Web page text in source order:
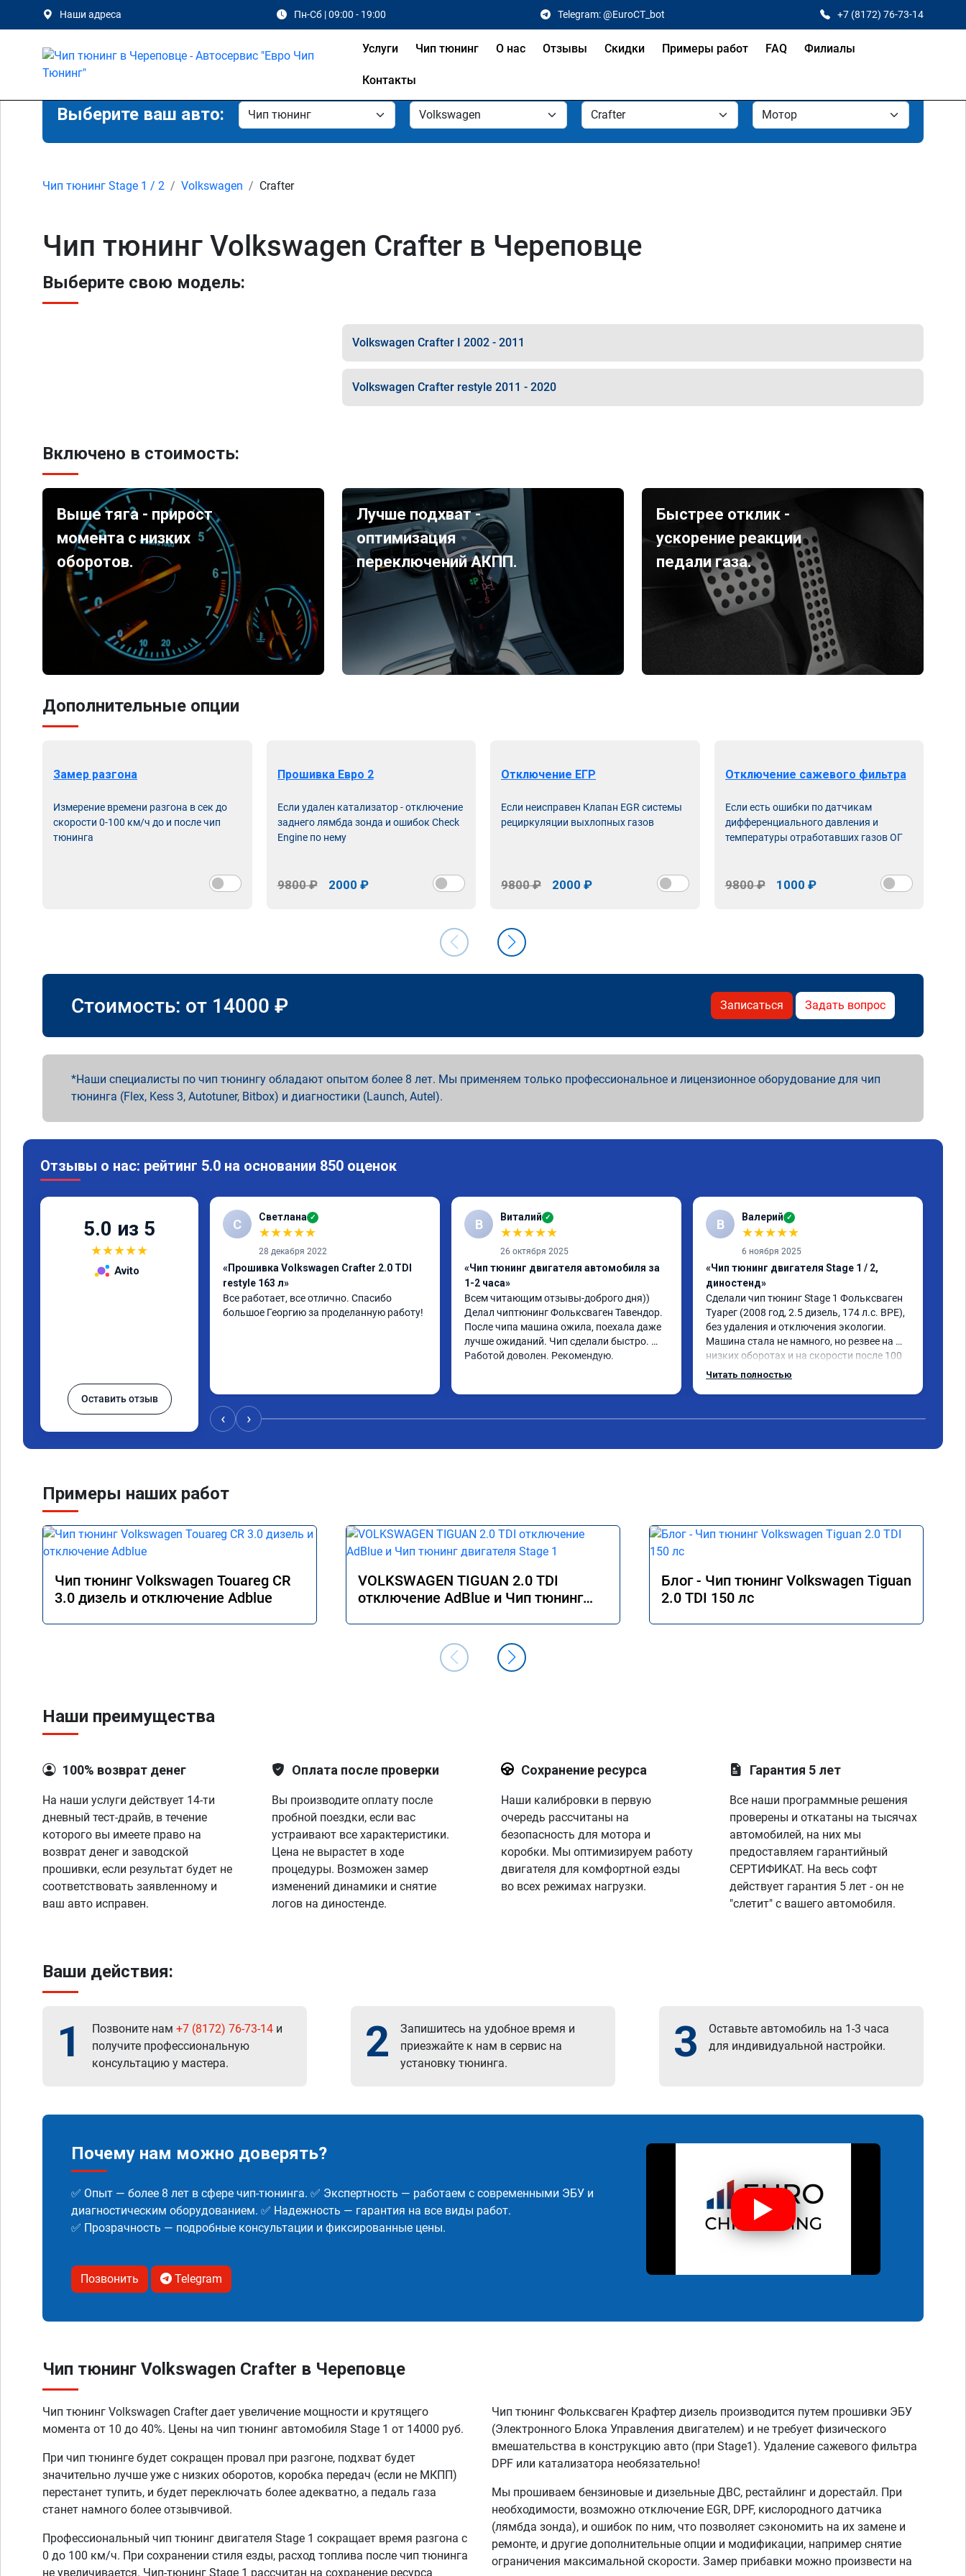
Наши адреса Пн-Сб | 09:00 - 19:00 Telegram: @EuroCT_bot +7 (8172) 76-73-14
Услуги Чип тюнинг О нас Отзывы Скидки Примеры работ FAQ Филиалы
Контакты
Выберите ваш авто:
Чип тюнинг Stage 1 / 2 Volkswagen Crafter
Чип тюнинг Volkswagen Crafter в Череповце
Выберите свою модель:
Volkswagen Crafter I 2002 - 2011
Volkswagen Crafter restyle 2011 - 2020
Включено в стоимость:
Выше тяга - прирост
момента с низких
оборотов.
Лучше подхват -
оптимизация
переключений АКПП.
Быстрее отклик -
ускорение реакции
педали газа.
Дополнительные опции
Замер разгона
Измерение времени разгона в сек до
скорости 0-100 км/ч до и после чип
тюнинга
Прошивка Евро 2
Если удален катализатор - отключение
заднего лямбда зонда и ошибок Check
Engine по нему
9800 ₽ 2000 ₽
Отключение ЕГР
Если неисправен Клапан EGR системы
рециркуляции выхлопных газов
9800 ₽ 2000 ₽
Отключение сажевого фильтра
Если есть ошибки по датчикам
дифференциального давления и
температуры отработавших газов ОГ
9800 ₽ 1000 ₽
Стоимость: от 14000 ₽ Записаться Задать вопрос
Наши специалисты по чип тюнингу обладают опытом более 8 лет. Мы применяем только профессиональное и лицензионное оборудование для чип
тюнинга (Flex, Kess 3, Autotuner, Bitbox) и диагностики (Launch, Autel).
Отзывы о нас: рейтинг 5.0 на основании 850 оценок
5.0 из 5
★★★★★
Avito
Оставить отзыв
С Светлана ✓
★★★★★
28 декабря 2022
«Прошивка Volkswagen Crafter 2.0 TDI
restyle 163 л»
Все работает, все отлично. Спасибо
большое Георгию за проделанную работу!
В Виталий ✓
★★★★★
26 октября 2025
«Чип тюнинг двигателя автомобиля за
1-2 часа»
Всем читающим отзывы-доброго дня))
Делал чиптюнинг Фольксваген Тавендор.
После чипа машина ожила, поехала даже
лучше ожиданий. Чип сделали быстро.
Работой доволен. Рекомендую.
В Валерий ✓
★★★★★
6 ноября 2025
«Чип тюнинг двигателя Stage 1 / 2,
диностенд»
Сделали чип тюнинг Stage 1 Фольксваген
Туарег (2008 год, 2.5 дизель, 174 л.с. BPE),
без удаления и отключения экологии.
Машина стала не намного, но резвее на
низких оборотах и на скорости после 100
км/ч при обгонах.
Читать полностью
‹ ›
Примеры наших работ
Чип тюнинг Volkswagen Touareg CR
3.0 дизель и отключение Adblue
VOLKSWAGEN TIGUAN 2.0 TDI
отключение AdBlue и Чип тюнинг
Блог - Чип тюнинг Volkswagen Tiguan
2.0 TDI 150 лс
Наши преимущества
100% возврат денег
На наши услуги действует 14-ти
дневный тест-драйв, в течение
которого вы имеете право на
возврат денег и заводской
прошивки, если результат будет не
соответствовать заявленному и
ваш авто исправен.
Оплата после проверки
Вы производите оплату после
пробной поездки, если вас
устраивают все характеристики.
Цена не вырастет в ходе
процедуры. Возможен замер
изменений динамики и снятие
логов на диностенде.
Сохранение ресурса
Наши калибровки в первую
очередь рассчитаны на
безопасность для мотора и
коробки. Мы оптимизируем работу
двигателя для комфортной езды
во всех режимах нагрузки.
Гарантия 5 лет
Все наши программные решения
проверены и откатаны на тысячах
автомобилей, на них мы
предоставляем гарантийный
СЕРТИФИКАТ. На весь софт
действует гарантия 5 лет - он не
"слетит" с вашего автомобиля.
Ваши действия:
1 Позвоните нам +7 (8172) 76-73-14 и
получите профессиональную
консультацию у мастера.
2
Запишитесь на удобное время и
приезжайте к нам в сервис на
установку тюнинга.
3
Оставьте автомобиль на 1-3 часа
для индивидуальной настройки.
Почему нам можно доверять?
✅ Опыт — более 8 лет в сфере чип-тюнинга. ✅ Экспертность — работаем с современными ЭБУ и
диагностическим оборудованием. ✅ Надежность — гарантия на все виды работ.
✅ Прозрачность — подробные консультации и фиксированные цены.
Позвонить Telegram
Чип тюнинг Volkswagen Crafter в Череповце
Чип тюнинг Volkswagen Crafter дает увеличение мощности и крутящего
момента от 10 до 40%. Цены на чип тюнинг автомобиля Stage 1 от 14000 руб.
При чип тюнинге будет сокращен провал при разгоне, подхват будет
значительно лучше уже с низких оборотов, коробка передач (если не МКПП)
перестанет тупить, и будет переключать более адекватно, а педаль газа
станет намного более отзывчивой.
Профессиональный чип тюнинг двигателя Stage 1 сокращает время разгона с
0 до 100 км/ч. При сохранении стиля езды, расход топлива после чип тюнинга
не увеличивается. Чип-тюнинг Stage 1 рассчитан на сохранение ресурса
Чип тюнинг Фольксваген Крафтер дизель производится путем прошивки ЭБУ
(Электронного Блока Управления двигателем) и не требует физического
вмешательства в конструкцию авто (при Stage1). Удаление сажевого фильтра
DPF или катализатора необязательно!
Мы прошиваем бензиновые и дизельные ДВС, рестайлинг и дорестайл. При
необходимости, возможно отключение EGR, DPF, кислородного датчика
(лямбда зонда), и ошибок по ним, что позволяет сэкономить на их замене и
ремонте, и другие дополнительные опции и модификации, например снятие
ограничения максимальной скорости. Замер прибавки можно произвести на